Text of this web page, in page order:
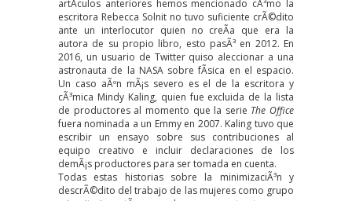
artÃ­culos anterioreshemos mencionado cÃ³mo la
escritora Rebecca Solnit no tuvo suficiente crÃ©dito
ante un interlocutor quien no creÃ­a que era la
autora de su propio libro, esto pasÃ³ en 2012. En
2016, un usuario de Twitter quiso aleccionar a una
astronauta de la NASA sobre fÃ­sica en el espacio.
Un caso aÃºn mÃ¡s severo es el de la escritora y
cÃ³mica Mindy Kaling, quien fue excluida de la lista
de productores al momento que la serie The Office
fuera nominada a un Emmy en 2007. Kaling tuvo que
escribir un ensayo sobre sus contribuciones al
equipo creativo e incluir declaraciones de los
demÃ¡s productores para ser tomada en cuenta.
Todas estas historias sobre la minimizaciÃ³n y
descrÃ©dito del trabajo de las mujeres como grupo